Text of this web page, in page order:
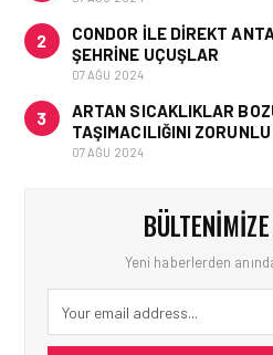
2
CONDOR ILE DIREKT
ŞEHRINE UÇUŞLAR
07 AĞU 2024
3
ARTAN SICAKLIKLAR
TAŞIMACILIĞINI
07 AĞU 2024
Yeni haberlerden